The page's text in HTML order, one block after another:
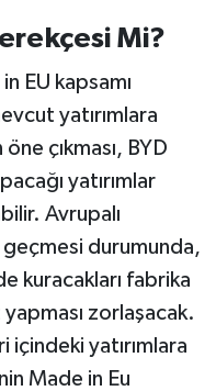
Mi?
EU kapsamı
yatırımlara
çıkması, BYD
yatırımlar
Avrupalı
durumunda,
kuracakları fabrika
zorlaşacak.
içindeki yatırımlara
Made in Eu